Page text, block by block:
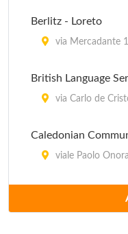
Libreria Ancòra
Berlitz - Loreto
via Mercadante
British Language
via Carlo de
Caledonian
viale Paolo
Centro di
via Beroldo 9,